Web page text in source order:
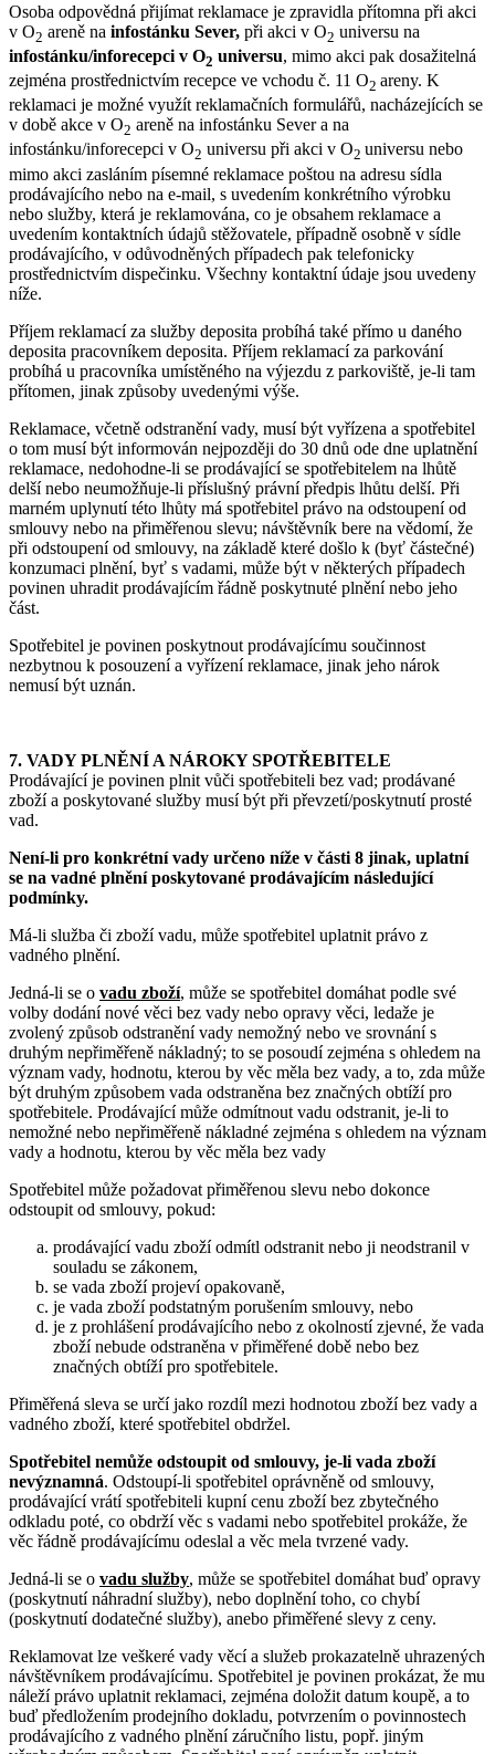
Osoba odpovědná přijímat reklamace je zpravidla přítomna při akci
v O2 areně na infostánku Sever, při akci v O2 universu na
infostánku/inforecepci v O2 universu, mimo akci pak dosažitelná
zejména prostřednictvím recepce ve vchodu č. 11 O2 areny. K
reklamaci je možné využít reklamačních formulářů, nacházejících se
v době akce v O2 areně na infostánku Sever a na
infostánku/inforecepci v O2 universu při akci v O2 universu nebo
mimo akci zasláním písemné reklamace poštou na adresu sídla
prodávajícího nebo na e-mail, s uvedením konkrétního výrobku
nebo služby, která je reklamována, co je obsahem reklamace a
uvedením kontaktních údajů stěžovatele, případně osobně v sídle
prodávajícího, v odůvodněných případech pak telefonicky
prostřednictvím dispečinku. Všechny kontaktní údaje jsou uvedeny
níže.
Příjem reklamací za služby deposita probíhá také přímo u daného
deposita pracovníkem deposita. Příjem reklamací za parkování
probíhá u pracovníka umístěného na výjezdu z parkoviště, je-li tam
přítomen, jinak způsoby uvedenými výše.
Reklamace, včetně odstranění vady, musí být vyřízena a spotřebitel
o tom musí být informován nejpozději do 30 dnů ode dne uplatnění
reklamace, nedohodne-li se prodávající se spotřebitelem na lhůtě
delší nebo neumožňuje-li příslušný právní předpis lhůtu delší. Při
marném uplynutí této lhůty má spotřebitel právo na odstoupení od
smlouvy nebo na přiměřenou slevu; návštěvník bere na vědomí, že
při odstoupení od smlouvy, na základě které došlo k (byť částečné)
konzumaci plnění, byť s vadami, může být v některých případech
povinen uhradit prodávajícím řádně poskytnuté plnění nebo jeho
část.
Spotřebitel je povinen poskytnout prodávajícímu součinnost
nezbytnou k posouzení a vyřízení reklamace, jinak jeho nárok
nemusí být uznán.
7. VADY PLNĚNÍ A NÁROKY SPOTŘEBITELE
Prodávající je povinen plnit vůči spotřebiteli bez vad; prodávané
zboží a poskytované služby musí být při převzetí/poskytnutí prosté
vad.
Není-li pro konkrétní vady určeno níže v části 8 jinak, uplatní
se na vadné plnění poskytované prodávajícím následující
podmínky.
Má-li služba či zboží vadu, může spotřebitel uplatnit právo z
vadného plnění.
Jedná-li se o vadu zboží, může se spotřebitel domáhat podle své
volby dodání nové věci bez vady nebo opravy věci, ledaže je
zvolený způsob odstranění vady nemožný nebo ve srovnání s
druhým nepřiměřeně nákladný; to se posoudí zejména s ohledem na
význam vady, hodnotu, kterou by věc měla bez vady, a to, zda může
být druhým způsobem vada odstraněna bez značných obtíží pro
spotřebitele. Prodávající může odmítnout vadu odstranit, je-li to
nemožné nebo nepřiměřeně nákladné zejména s ohledem na význam
vady a hodnotu, kterou by věc měla bez vady
Spotřebitel může požadovat přiměřenou slevu nebo dokonce
odstoupit od smlouvy, pokud:
prodávající vadu zboží odmítl odstranit nebo ji neodstranil v
souladu se zákonem,
se vada zboží projeví opakovaně,
je vada zboží podstatným porušením smlouvy, nebo
je z prohlášení prodávajícího nebo z okolností zjevné, že vada
zboží nebude odstraněna v přiměřené době nebo bez
značných obtíží pro spotřebitele.
Přiměřená sleva se určí jako rozdíl mezi hodnotou zboží bez vady a
vadného zboží, které spotřebitel obdržel.
Spotřebitel nemůže odstoupit od smlouvy, je-li vada zboží
nevýznamná. Odstoupí-li spotřebitel oprávněně od smlouvy,
prodávající vrátí spotřebiteli kupní cenu zboží bez zbytečného
odkladu poté, co obdrží věc s vadami nebo spotřebitel prokáže, že
věc řádně prodávajícímu odeslal a věc mela tvrzené vady.
Jedná-li se o vadu služby, může se spotřebitel domáhat buď opravy
(poskytnutí náhradní služby), nebo doplnění toho, co chybí
(poskytnutí dodatečné služby), anebo přiměřené slevy z ceny.
Reklamovat lze veškeré vady věcí a služeb prokazatelně uhrazených
návštěvníkem prodávajícímu. Spotřebitel je povinen prokázat, že mu
náleží právo uplatnit reklamaci, zejména doložit datum koupě, a to
buď předložením prodejního dokladu, potvrzením o povinnostech
prodávajícího z vadného plnění záručního listu, popř. jiným